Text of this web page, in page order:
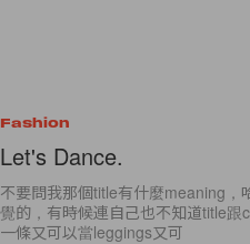
Fashion
Let's Dance.
不要問我那個title有什麼meaning，
覺的，有時候連自己也不知道title
一條又可以當leggings又可